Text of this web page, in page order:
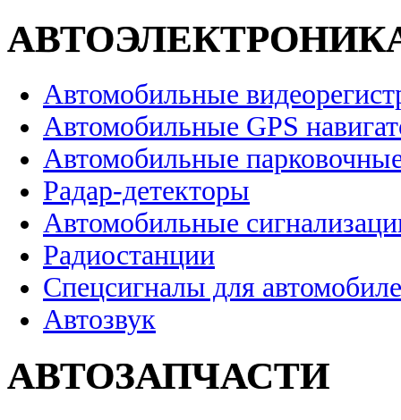
Автомобильные
Автомобильные GPS
Автомобильные
Радар-детекторы
Автомобильные
Радиостанции
Спецсигналы для
Автозвук
АВТОЗАПЧАСТИ